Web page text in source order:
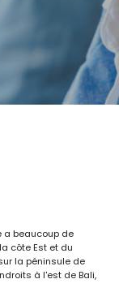
a beaucoup de
côte Est et du
la péninsule de
à l'est de Bali,